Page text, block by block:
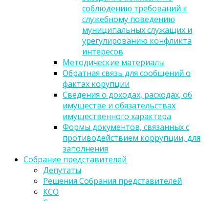
соблюдению требований к
служебному поведению
муниципальных служащих и
урегулированию конфликта
интересов
Методические материалы
Обратная связь для сообщений о
фактах корупции
Сведения о доходах, расходах, об
имуществе и обязательствах
имущественного характера
Формы документов, связанных с
противодействием коррупции, для
заполнения
Собрание представителей
Депутаты
Решения Собрания представителей
КСО